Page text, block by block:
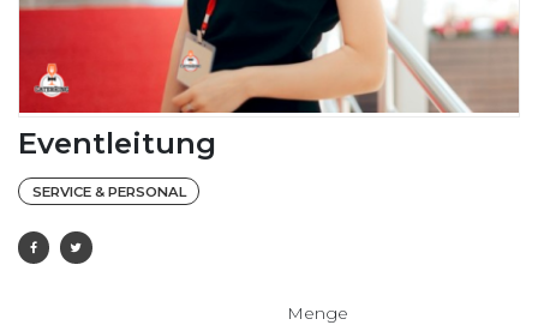
Eventleitung
SERVICE & PERSONAL
Menge